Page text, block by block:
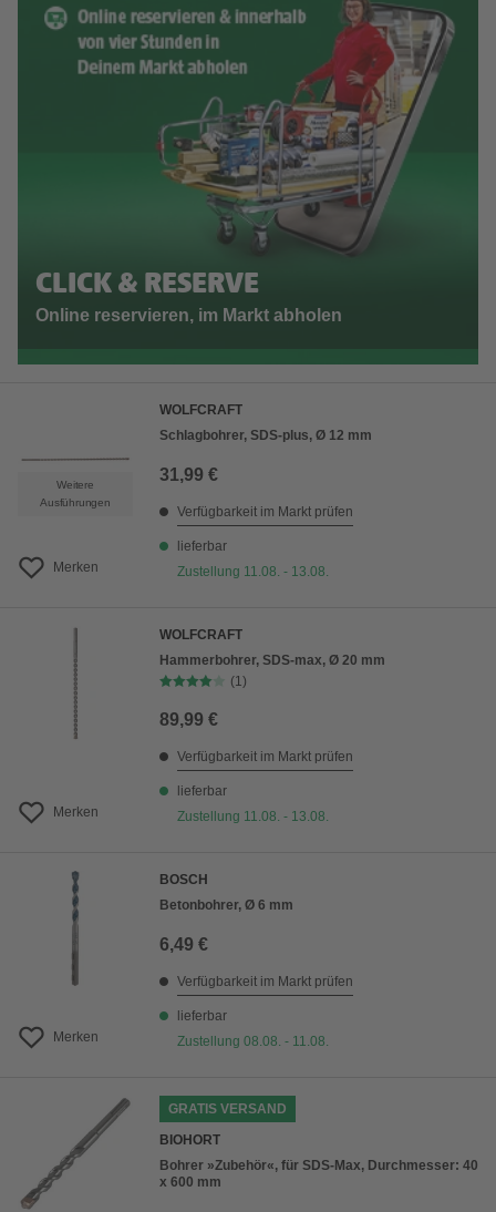
CLICK & RESERVE
Online reservieren, im Markt abholen
Weitere
Ausführungen
Merken
WOLFCRAFT
Schlagbohrer, SDS-plus, Ø 12 mm
31,99 €
Verfügbarkeit im Markt prüfen
lieferbar
Zustellung 11.08. - 13.08.
Merken
WOLFCRAFT
Hammerbohrer, SDS-max, Ø 20 mm
(1)
89,99 €
Verfügbarkeit im Markt prüfen
lieferbar
Zustellung 11.08. - 13.08.
Merken
BOSCH
Betonbohrer, Ø 6 mm
6,49 €
Verfügbarkeit im Markt prüfen
lieferbar
Zustellung 08.08. - 11.08.
GRATIS VERSAND
BIOHORT
Bohrer »Zubehör«, für SDS-Max, Durchmesser: 40
x 600 mm